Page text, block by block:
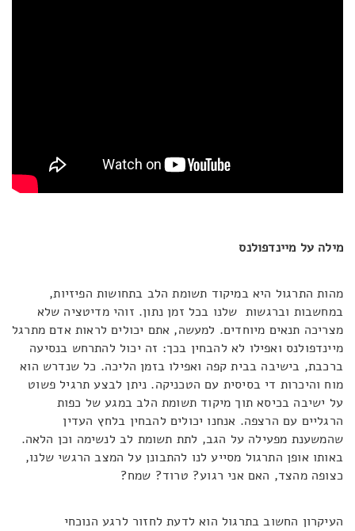
מילה על מיינדפולנס
מהות התרגול היא במיקוד תשומת הלב בתחושות הפיזיות,
במחשבות וברגשות שלנו בכל זמן נתון. זוהי מדיטציה שלא
מצריכה תנאים מיוחדים. למעשה, אתם יכולים לראות אדם מתרגל
מיינדפולנס ואפילו לא להבחין בכך: זה יכול להתרחש בנסיעה
ברכבת, בישיבה בבית קפה ואפילו בזמן הליכה. כל שנדרש הוא
מוח והיכרות די בסיסית עם הטכניקה. ניתן לבצע תרגיל פשוט
על ישיבה בכיסא תוך מיקוד תשומת הלב במגע של כפות
הרגליים עם הרצפה. אנחנו יכולים להבחין בלחץ העדין
שהמשענת מפעילה על הגב, לתת תשומת לב לנשימה וכן הלאה.
באותו אופן התרגול מסייע לנו להתבונן על המצב הרגשי שלנו,
כצופה מהצד, האם אני רגוע? טרוד? שמח?
העיקרון החשוב בתרגול הוא לדעת לחזור לרגע הנוכחי